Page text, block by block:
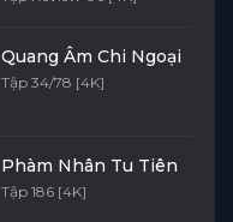
Quang Âm Chi Ngoại
Tập 34/78 [4K]
Phàm Nhân Tu Tiên
Tập 186 [4K]